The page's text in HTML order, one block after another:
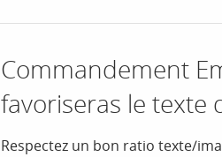
Commandement
favoriseras le texte
Respectez un bon ratio texte/